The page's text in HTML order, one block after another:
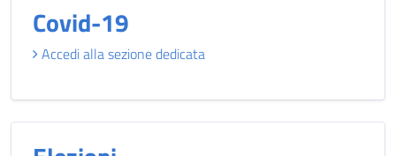
Covid-19
Accedi alla sezione dedicata